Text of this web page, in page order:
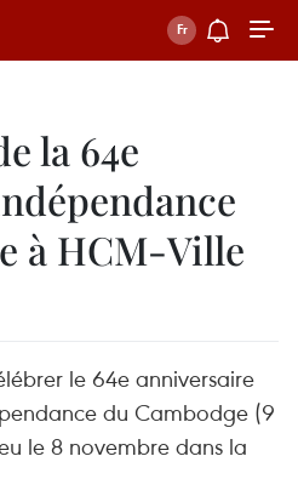
la 64e
à HCM-Ville
le 64e anniversaire
du Cambodge (9
le 8 novembre dans la